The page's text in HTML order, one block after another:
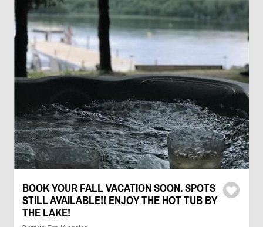
BOOK YOUR FALL VACATION SOON. SPOTS
STILL AVAILABLE!! ENJOY THE HOT TUB BY
THE LAKE!